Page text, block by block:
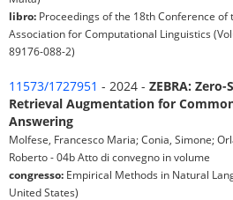
libro: Proceedings of the 18th Conference of
Association for Computational Linguistics
89176-088-2)
11573/1727951 - 2024 - ZEBRA:
Retrieval Augmentation for
Answering
Molfese, Francesco Maria; Conia, Simone;
Roberto - 04b Atto di convegno in volume
congresso: Empirical Methods in Natural
United States)